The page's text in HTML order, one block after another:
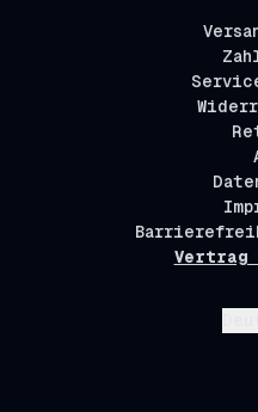
Vertrag